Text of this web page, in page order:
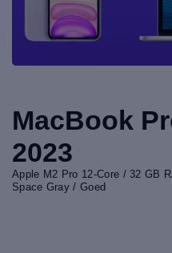
MacBook
2023
Apple M2 Pro 12-Core / 32 GB
Space Gray / Goed